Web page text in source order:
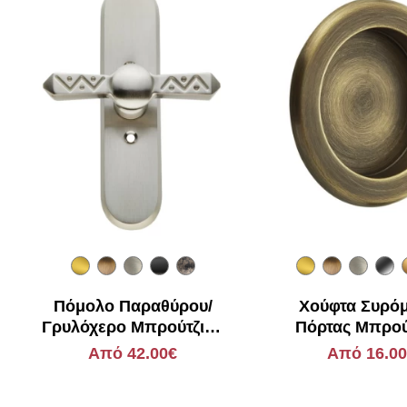
Πόμολο Παραθύρου/
Γρυλόχερο Μπρούτζινο
Zogometal 261
Από 42.00€
Χούφτα
Πόρτας
Zogometal
Από